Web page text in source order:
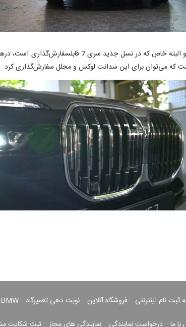
یکی از آپشن‌های جذاب و البته خاص
که می‌توان برای این سدانت لوکس و مجلل سفارش‌گذاری کرد.
ثبت نام اینترنتی فروشگاه آنلاین نوبت دهی تعمیرگاه BMW مناسب شما
ما درخواست نمایندگی نمایندگی های مجاز ثبت شکایت